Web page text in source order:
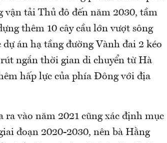
tải Thủ đô đến năm 2030, tầm
thêm 10 cây cầu lớn vượt sông
án hạ tầng đường Vành đai 2 kéo
ngắn thời gian di chuyển từ Hà
hấp lực của phía Đông với địa
ra vào năm 2021 cũng xác định mục
đoạn 2020-2030, nên bà Hằng